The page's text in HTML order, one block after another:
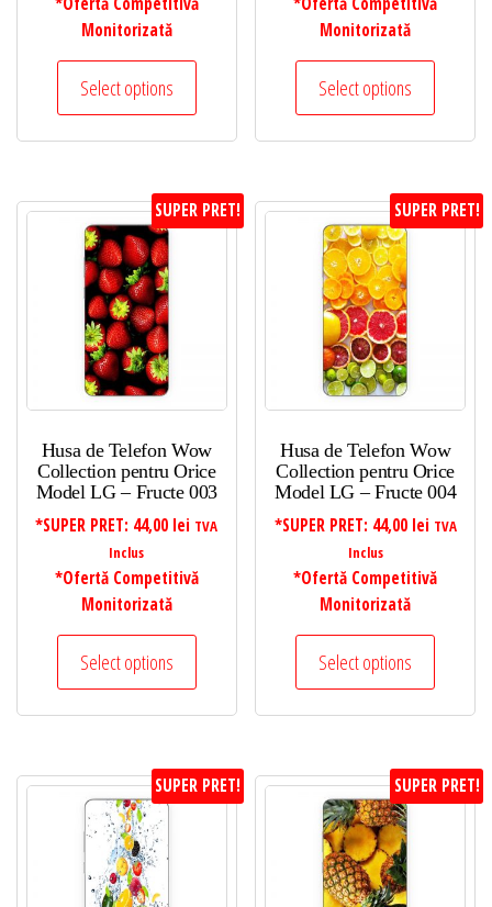
Monitorizată
Select options
Monitorizată
Select options
SUPER PRET!
Husa de Telefon Wow
Collection pentru Orice
Model LG – Fructe 003
*SUPER PRET: 44,00 lei TVA
Inclus
*Ofertă Competitivă
Monitorizată
Select options
SUPER PRET!
Husa de Telefon Wow
Collection pentru Orice
Model LG – Fructe 004
*SUPER PRET: 44,00 lei TVA
Inclus
*Ofertă Competitivă
Monitorizată
Select options
SUPER PRET! SUPER PRET!